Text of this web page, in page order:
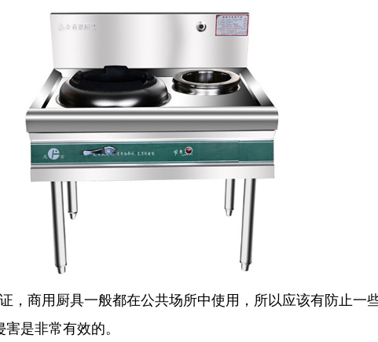
，商用厨具一般都在公共场所中使用，所以应该有防止
是非常有效的。